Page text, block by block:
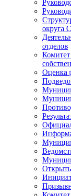
округа
отделов
Оценка